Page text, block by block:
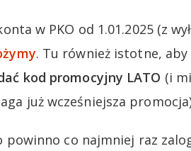
w PKO od 1.01.2025 (z
. Tu również istotne,
kod promocyjny LATO (i
już wcześniejsza
powinno co najmniej raz